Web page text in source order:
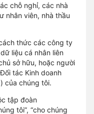
chỗ nghỉ, các nhà
nhân viên, nhà thầu
thức các công ty
liệu cá nhân liên
sở hữu, hoặc người
tác Kinh doanh
của chúng tôi.
tập đoàn
tôi”, “cho chúng